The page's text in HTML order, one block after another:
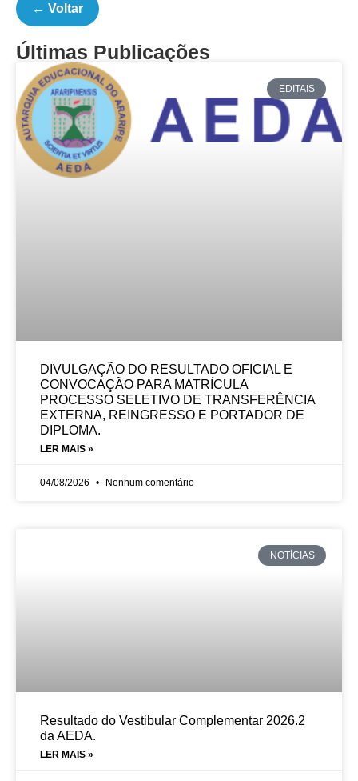
← Voltar
Últimas Publicações
EDITAIS
DIVULGAÇÃO DO RESULTADO OFICIAL E
CONVOCAÇÃO PARA MATRÍCULA
PROCESSO SELETIVO DE TRANSFERÊNCIA
EXTERNA, REINGRESSO E PORTADOR DE
DIPLOMA.
LER MAIS »
04/08/2026 Nenhum comentário
NOTÍCIAS
Resultado do Vestibular Complementar 2026.2
da AEDA.
LER MAIS »